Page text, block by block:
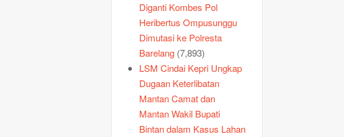
Diganti Kombes Pol
Heribertus Ompusunggu
Dimutasi ke Polresta
Barelang (7,893)
LSM Cindai Kepri Ungkap
Dugaan Keterlibatan
Mantan Camat dan
Mantan Wakil Bupati
Bintan dalam Kasus Lahan